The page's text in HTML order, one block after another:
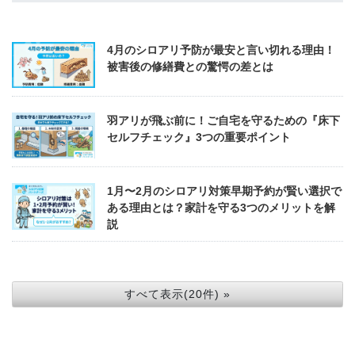
4月のシロアリ予防が最安と言い切れる理由！
被害後の修繕費との驚愕の差とは
羽アリが飛ぶ前に！ご自宅を守るための『床下
セルフチェック』3つの重要ポイント
1月〜2月のシロアリ対策早期予約が賢い選択で
ある理由とは？家計を守る3つのメリットを解
説
すべて表示(20件) »